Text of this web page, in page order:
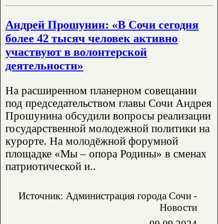
Андрей Прошунин: «В Сочи сегодня
более 42 тысяч человек активно
участвуют в волонтерской
деятельности»
На расширенном планерном совещании
под председательством главы Сочи Андрея
Прошунина обсудили вопросы реализации
государственной молодежной политики на
курорте. На молодёжной форумной
площадке «Мы – опора Родины» в сменах
патриотической и..
Источник: Администрация города Сочи -
Новости